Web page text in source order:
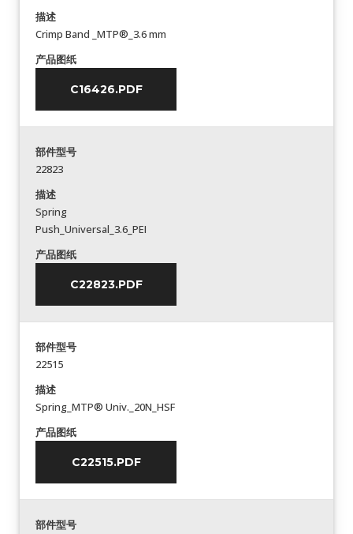
描述
Crimp Band _MTP®_3.6 mm
产品图纸
C16426.PDF
部件型号
22823
描述
Spring
Push_Universal_3.6_PEI
产品图纸
C22823.PDF
部件型号
22515
描述
Spring_MTP® Univ._20N_HSF
产品图纸
C22515.PDF
部件型号